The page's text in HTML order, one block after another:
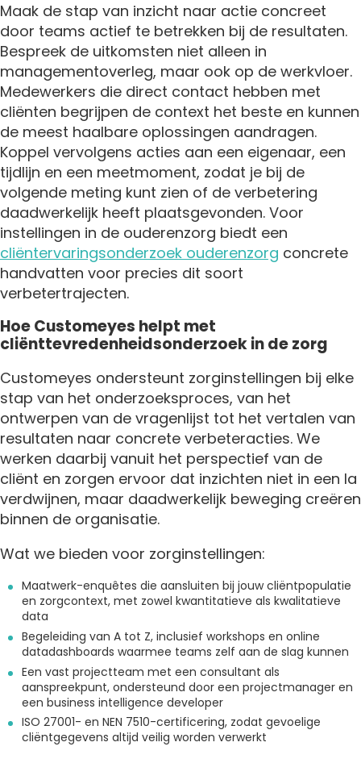
Maak de stap van inzicht naar actie concreet
door teams actief te betrekken bij de resultaten.
Bespreek de uitkomsten niet alleen in
managementoverleg, maar ook op de werkvloer.
Medewerkers die direct contact hebben met
cliënten begrijpen de context het beste en kunnen
de meest haalbare oplossingen aandragen.
Koppel vervolgens acties aan een eigenaar, een
tijdlijn en een meetmoment, zodat je bij de
volgende meting kunt zien of de verbetering
daadwerkelijk heeft plaatsgevonden. Voor
instellingen in de ouderenzorg biedt een
cliëntervaringsonderzoek ouderenzorg concrete
handvatten voor precies dit soort
verbetertrajecten.
Hoe Customeyes helpt met
cliënttevredenheidsonderzoek in de zorg
Customeyes ondersteunt zorginstellingen bij elke
stap van het onderzoeksproces, van het
ontwerpen van de vragenlijst tot het vertalen van
resultaten naar concrete verbeteracties. We
werken daarbij vanuit het perspectief van de
cliënt en zorgen ervoor dat inzichten niet in een la
verdwijnen, maar daadwerkelijk beweging creëren
binnen de organisatie.
Wat we bieden voor zorginstellingen:
Maatwerk-enquêtes die aansluiten bij jouw cliëntpopulatie
en zorgcontext, met zowel kwantitatieve als kwalitatieve
data
Begeleiding van A tot Z, inclusief workshops en online
datadashboards waarmee teams zelf aan de slag kunnen
Een vast projectteam met een consultant als
aanspreekpunt, ondersteund door een projectmanager en
een business intelligence developer
ISO 27001- en NEN 7510-certificering, zodat gevoelige
cliëntgegevens altijd veilig worden verwerkt